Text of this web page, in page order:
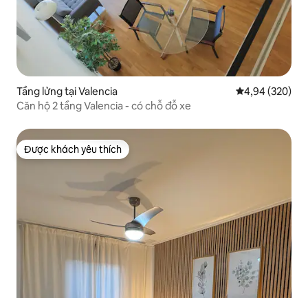
Tầng lửng tại Valencia Xếp hạng
4,94 (320)
Căn hộ 2 tầng Valencia - có chỗ đỗ xe
Được khách yêu thích
Được khách yêu thích